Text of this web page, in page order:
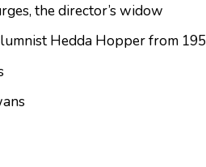
the director’s widow
Hedda Hopper from